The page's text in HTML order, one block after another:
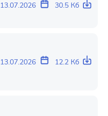
13.07.2026 30.5 Кб
13.07.2026 12.2 Кб